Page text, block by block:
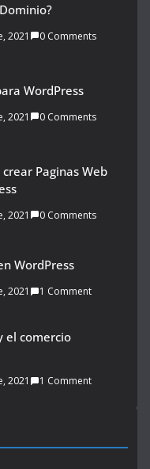
2021 0 Comments
WordPress
2021 0 Comments
Paginas Web
2021 0 Comments
WordPress
2021 1 Comment
el comercio
2021 1 Comment